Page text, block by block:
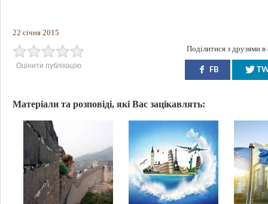
22 січня 2015
Оцінити публікацію
Поділитися з друзями
FB
Матеріали та розповіді, які Вас зацікавлять: